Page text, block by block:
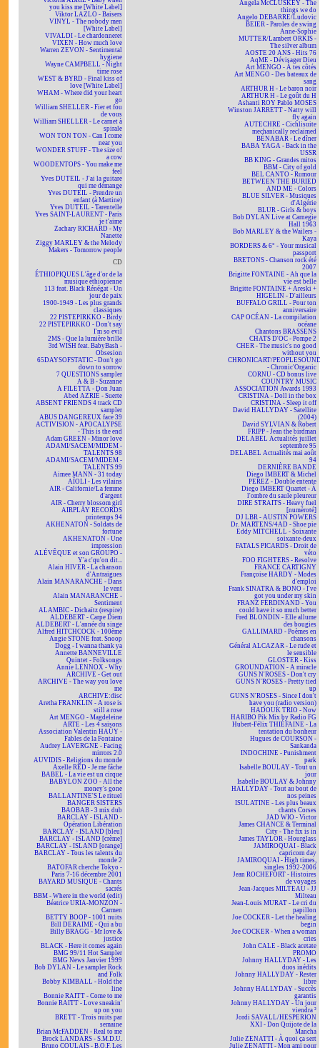
you kiss me [White Label]
Viktor LAZLO - Baisers
VINYL - The nobody men
[White Label]
VIVALDI - Le chardonneret
VIXEN - How much love
Warren ZEVON - Sentimental
hygiene
Wayne CAMPBELL - Night
time rose
WEST & BYRD - Final kiss of
love [White Label]
WHAM - Where did your heart
go
William SHELLER - Fier et fou
de vous
William SHELLER - Le carnet à
spirale
WON TON TON - Can I come
near you
WONDER STUFF - The size of
a cow
WOODENTOPS - You make me
feel
Yves DUTEIL - J'ai la guitare
qui me démange
Yves DUTEIL - Prendre un
enfant (à Martine)
Yves DUTEIL - Tarentelle
Yves SAINT-LAURENT - Paris
je t'aime
Zachary RICHARD - My
Nanette
Ziggy MARLEY & the Melody
Makers - Tomorrow people
CD
ÉTHIOPIQUES L'âge d'or de la
musique éthiopienne
113 feat. Black Rénégat - Un
jour de paix
1900-1949 - Les plus grands
classiques
22 PISTEPIRKKO - Birdy
22 PISTEPIRKKO - Don't say
I'm so evil
2MS - Que la lumière brille
3rd WISH feat. BabyBash -
Obsesion
65DAYSOFSTATIC - Don't go
down to sorrow
7 QUESTIONS sampler
A & B - Suzanne
A FILETTA - Don Juan
Abed AZRIÉ - Suerte
ABSENT FRIENDS 4 track CD
sampler
ABUS DANGEREUX face 39
ACTIVISION - APOCALYPSE
- This is the end
Adam GREEN - Minor love
ADAMI/SACEM/MIDEM -
TALENTS 98
ADAMI/SACEM/MIDEM -
TALENTS 99
Aimee MANN - 31 today
AÏOLI - Les vilains
AIR - Californie/La femme
d'argent
AIR - Cherry blossom girl
AIRPLAY RECORDS
printemps 94
AKHENATON - Soldats de
fortune
AKHENATON - Une
impression
ALÉVÊQUE et son GROUPO -
Y'a c'qu'on dit...
Alain HIVER - La chanson
d'Antraigues
Alain MANARANCHE - Dans
le vent
Alain MANARANCHE -
Sentiment
ALAMBIC - Dichaïtz (respire)
ALDEBERT - Carpe Diem
ALDEBERT - L'année du singe
Alfred HITCHCOCK - 100ème
Angie STONE feat. Snoop
Dogg - I wanna thank ya
Annette BANNEVILLE
Quintet - Folksongs
Annie LENNOX - Why
ARCHIVE - Get out
ARCHIVE - The way you love
me
ARCHIVE:disc
Aretha FRANKLIN - A rose is
still a rose
Art MENGO - Magdeleine
ARTE - Les 4 saisons
Association Valentin HAÜY -
Fables de la Fontaine
Audrey LAVERGNE - Facing
mirrors 2.0
AUVIDIS - Religions du monde
Axelle RED - Je me fâche
BABEL - La vie est un cirque
BABYLON ZOO - All the
money's gone
BALLANTINE'S Le rituel
BANGER SISTERS
BAOBAB - 3 mix dub
BARCLAY - ISLAND -
Opération Libération
BARCLAY - ISLAND [bleu]
BARCLAY - ISLAND [crème]
BARCLAY - ISLAND [orange]
BARCLAY - Tous les talents du
monde 2
BATOFAR cherche Tokyo -
Paris 7-16 décembre 2001
BAYARD MUSIQUE - Chants
sacrés
BBM - Where in the world (edit)
Béatrice URIA-MONZON -
Carmen
BETTY BOOP - 1001 nuits
Bill DERAIME - Qui a bu
Billy BRAGG - Mr love &
justice
BLACK - Here it comes again
BMG 99/11 Hot Sampler
BMG News Janvier 1999
Bob DYLAN - Le sampler Rock
and Folk
Bobby KIMBALL - Hold the
line
Bonnie RAITT - Come to me
Bonnie RAITT - Love sneakin'
up on you
BRETT - Trois nuits par
semaine
Brian McFADDEN - Real to me
Brock LANDARS - S.M.D.U.
Bruno COULAIS - B.O.F. Les
Angela McCLUSKEY - The
things we do
Angelo DEBARRE/Ludovic
BEIER - Paroles de swing
Anne-Sophie
MUTTER/Lambert ORKIS -
The silver album
AOSTE 20 ANS - Hits 76
AqME - Dévisager Dieu
Art MENGO - À tes côtés
Art MENGO - Des bateaux de
sang
ARTHUR H - Le baron noir
ARTHUR H - Le goût du H
Ashanti ROY Pablo MOSES
Winston JARRETT - Natty will
fly again
AUTECHRE - Cichlisuite
mechanically reclaimed
BÉNABAR - Le dîner
BABA YAGA - Back in the
USSR
BB KING - Grandes mitos
BBM - City of gold
BEL CANTO - Rumour
BETWEEN THE BURIED
AND ME - Colors
BLUE SILVER - Musiques
d'Algérie
BLUR - Girls & boys
Bob DYLAN Live at Carnegie
Hall 1963
Bob MARLEY & the Wailers -
Kaya
BORDERS & 6° - Your musical
passport
BRETONS - Chanson rock été
2007
Brigitte FONTAINE - Ah que la
vie est belle
Brigitte FONTAINE + Areski +
HIGELIN - D'ailleurs
BUFFALO GRILL - Pour ton
anniversaire
CAP OCÉAN - La compilation
océane
Chantons BRASSENS
CHATS D'OC - Pompe 2
CHER - The music's no good
without you
CHRONICART/
- Chronic'Organic
CORNU - CD bonus live
COUNTRY MUSIC
ASSOCIATION Awards 1993
CRISTINA - Doll in the box
CRISTINA - Sleep it off
David HALLYDAY - Satellite
(2004)
David SYLVIAN & Robert
FRIPP - Jean the birdman
DELABEL Actualités juillet
septembre 95
DELABEL Actualités mai août
94
DERNIÈRE BANDE
Diego IMBERT & Michel
PEREZ - Double entente
Diego IMBERT Quartet - À
l'ombre du saule pleureur
DIRE STRAITS - Heavy fuel
[numéroté]
DJ LBR - AUSTIN POWERS
Dr. MARTENS/4AD - Shoe pie
Eddy MITCHELL - Soixante
soixante-deux
FATALS PICARDS - Droit de
véto
FOO FIGHTERS - Resolve
FRANCE CARTIGNY
Françoise HARDY - Modes
d'emploi
Frank SINATRA & BONO - I've
got you under my skin
FRANZ FERDINAND - You
could have it so much better
Fred BLONDIN - Elle allume
des bougies
GALLIMARD - Poèmes en
chansons
Général ALCAZAR - Le rude et
le sensible
GLOSTER - Kiss
GROUNDATION - A miracle
GUNS N'ROSES - Don't cry
GUNS N'ROSES - Pretty tied
up
GUNS N'ROSES - Since I don't
have you (radio version)
HADOUK TRIO - Now
HARIBO Pik Mix by Radio FG
Hubert-Félix THIÉFAINE - La
tentation du bonheur
Hugues de COURSON -
Sankanda
INDOCHINE - Punishment
park
Isabelle BOULAY - Tout un
jour
Isabelle BOULAY & Johnny
HALLYDAY - Tout au bout de
nos peines
ISULATINE - Les plus beaux
chants Corses
JAD WIO - Victor
James CHANCE & Terminal
City - The fix is in
James TAYLOR - Hourglass
JAMIROQUAI - Black
capricorn day
JAMIROQUAI - High times,
singles 1992-2006
Jean ROCHEFORT - Histoires
de voyages
Jean-Jacques MILTEAU - JJ
Milteau
Jean-Louis MURAT - Le cri du
papillon
Joe COCKER - Let the healing
begin
Joe COCKER - When a woman
cries
John CALE - Black acetate
PROMO
Johnny HALLYDAY - Les
duos inédits
Johnny HALLYDAY - Rester
libre
Johnny HALLYDAY - Succès
garantis
Johnny HALLYDAY - Un jour
viendra ²
Jordi SAVALL/HESPERION
XXI - Don Quijote de la
Mancha
Julie ZENATTI - À quoi ça sert
Julie ZENATTI - Mon ami pour